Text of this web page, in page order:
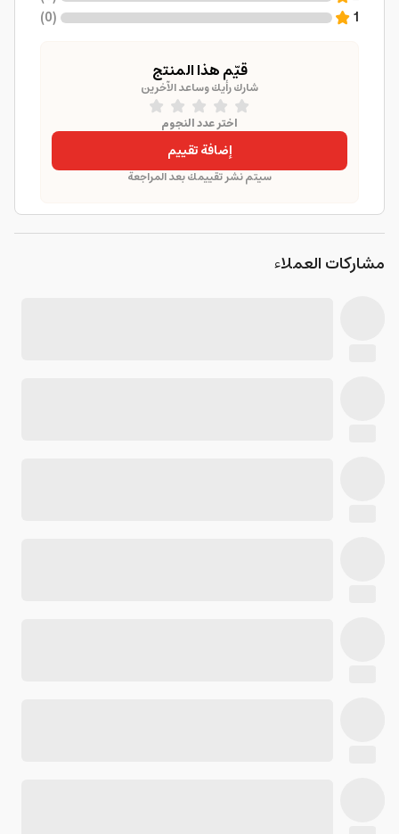
1
(
0
)
قيّم هذا المنتج
شارك رأيك وساعد الآخرين
اختر عدد النجوم
إضافة تقييم
سيتم نشر تقييمك بعد المراجعة
مشاركات العملاء